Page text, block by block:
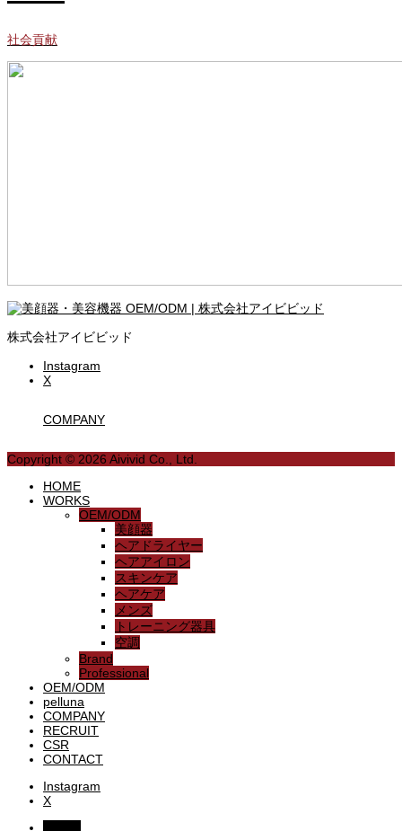
社会貢献
株式会社アイビビッド
Instagram
X
COMPANY
Copyright © 2026 Aivivid Co., Ltd.
HOME
WORKS
OEM/ODM
美顔器
ヘアドライヤー
ヘアアイロン
スキンケア
ヘアケア
メンズ
トレーニング器具
空調
Brand
Professional
OEM/ODM
pelluna
COMPANY
RECRUIT
CSR
CONTACT
Instagram
X